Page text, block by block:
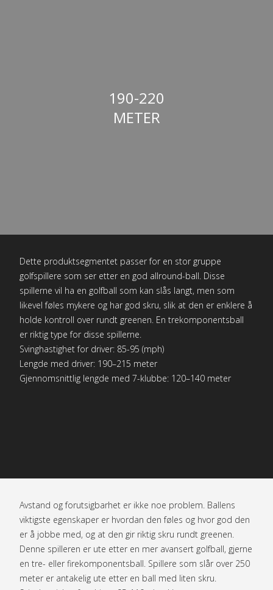
190-220
METER
Dette produktsegmentet passer for en stor gruppe
golfspillere som ser etter en god allround-ball. Disse
spillerne vil ha en golfball som kan slås langt, men som
likevel føles mykere og har god skru, slik at den er enklere å
holde kontroll over rundt greenen. En trekomponentsball
er riktig type for disse spillerne.
Svinghastighet for driver: 85-95 (mph)
Lengde med driver: 190–215 meter
Gjennomsnittlig lengde med 7-klubbe: 120–140 meter
Avstand og forutsigbarhet er ikke noe problem. Ballens
viktigste egenskaper er hvordan den føles og hvor god den
er å jobbe med, og at den gir riktig skru rundt greenen.
Denne spilleren er ute etter en mer avansert golfball, gjerne
en tre- eller firekomponentsball. Spillere som slår over 250
meter er antakelig ute etter en ball med liten skru.